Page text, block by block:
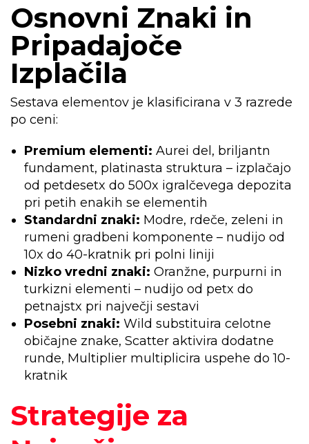
Osnovni Znaki in
Pripadajoče
Izplačila
Sestava elementov je klasificirana v 3 razrede
po ceni:
Premium elementi: Aurei del, briljantn
fundament, platinasta struktura – izplačajo
od petdesetx do 500x igralčevega depozita
pri petih enakih se elementih
Standardni znaki: Modre, rdeče, zeleni in
rumeni gradbeni komponente – nudijo od
10x do 40-kratnik pri polni liniji
Nizko vredni znaki: Oranžne, purpurni in
turkizni elementi – nudijo od petx do
petnajstx pri največji sestavi
Posebni znaki: Wild substituira celotne
običajne znake, Scatter aktivira dodatne
runde, Multiplier multiplicira uspehe do 10-
kratnik
Strategije za